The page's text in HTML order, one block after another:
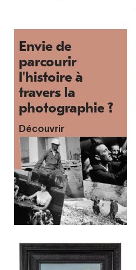
Envie de
parcourir
l'histoire à
travers la
photographie ?
Découvrir